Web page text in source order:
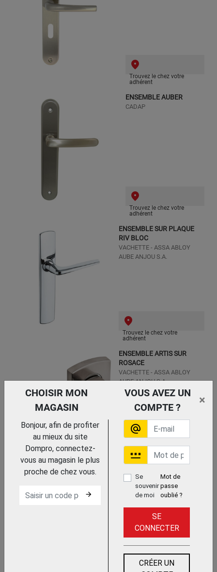
Trouvez le chez votre
adhérent
ENSEMBLE AUBER
CADAP
Trouvez le chez votre
adhérent
ENSEMBLE SUR PLAQUE
RIV BLOC
VACHETTE - ASSA ABLOY
AUBE ANJOU S.A.
Trouvez le chez votre
adhérent
ENSEMBLE ARTIS SUR
ROSACE
VACHETTE - ASSA ABLOY
AUBE ANJOU S.A.
Trouvez le chez votre
adhérent
ENSEMBLE MUZE SUR
ROSACE
VACHETTE - ASSA ABLOY
AUBE ANJOU S.A.
CHOISIR MON
MAGASIN
VOUS AVEZ UN
COMPTE ?
×
Bonjour, afin de profiter
au mieux du site
Dompro, connectez-
vous au magasin le plus
proche de chez vous.
arrow_forward
alternate_email
password
Se
souvenir
de moi
Mot de
passe
oublié ?
SE
CONNECTER
CRÉER UN